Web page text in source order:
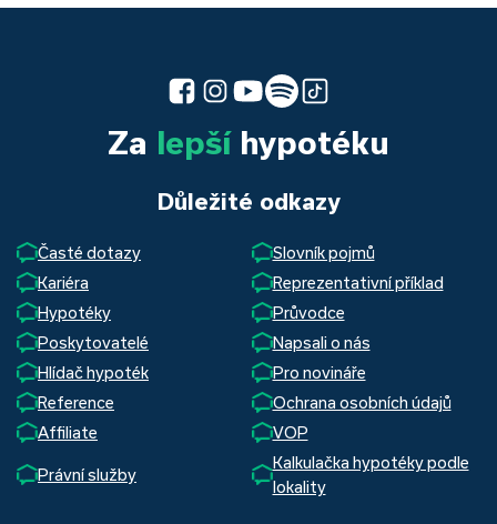
Za lepšíhypotéku
Důležité odkazy
Časté dotazy
Slovník pojmů
Kariéra
Reprezentativní příklad
Hypotéky
Průvodce
Poskytovatelé
Napsali o nás
Hlídač hypoték
Pro novináře
Reference
Ochrana osobních údajů
Affiliate
VOP
Právní služby
Kalkulačka hypotéky podle
lokality